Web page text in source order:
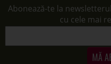
Abonează-te la
cu cele mai
MĂ